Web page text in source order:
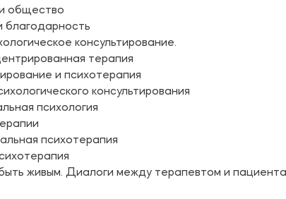
общество
благодарность
консультирование.
терапия
и психотерапия
консультирования
психология
психотерапия
живым. Диалоги между терапевтом и